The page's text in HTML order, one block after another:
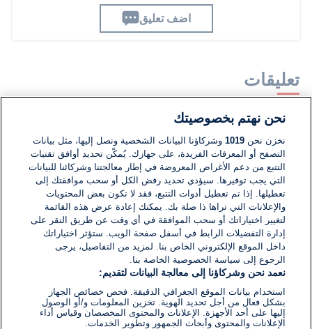
اضف تعليق
تعليقات
لا توجد تعليقات مكتوبة حتى الآن. كن الأول!
اكتب تعليقًا جديدًا ...
نحن نهتم بخصوصيتك
نخزن نحن1019 وشركاؤنا البيانات الشخصية ونصل إليها، مثل بيانات
التصفح أو المعرفات الفريدة، على جهازك. يُمكّن تحديد أوافق تقنيات
التتبع من دعم الأغراض المعروضة في إطار معالجتنا وشركائنا للبيانات
التي يجب توفيرها. سيؤدي تحديد رفض الكل أو سحب موافقتك إلى
تعطيلها. إذا تم تعطيل أدوات التتبع، فقد لا تكون بعض المحتويات
والإعلانات التي تراها ذا صلة بك. يمكنك إعادة عرض هذه القائمة
لتغيير اختياراتك أو سحب الموافقة في أي وقت عن طريق النقر على
إدارة التفضيلات الرابط في أسفل صفحة الويب. ستؤثر اختياراتك
داخل الموقع الإلكتروني الخاص بنا. لمزيد من التفاصيل، يرجى
الرجوع إلى سياسة الخصوصية الخاصة بنا.
نعمد نحن وشركاؤنا إلى معالجة البيانات لتقديم:
استخدام بيانات الموقع الجغرافي الدقيقة. فحص خصائص الجهاز
بشكل فعال من أجل تحديد الهوية. تخزين المعلومات و/أو الوصول
إليها على أحد الأجهزة. الإعلانات والمحتوى المخصصان وقياس أداء
الإعلانات والمحتوى وأبحاث الجمهور وتطوير الخدمات.